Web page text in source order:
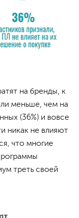
на бренды, к
меньше, чем на
(36%) и вовсе
никак не влияют
что многие
треть своей